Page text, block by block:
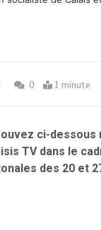
0 1 minute
ci-dessous
TV dans le
des 20 et